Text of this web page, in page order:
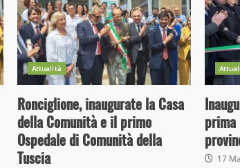
Attualità
Ronciglione, inaugurate la Casa
della Comunità e il primo
Ospedale di Comunità della
Tuscia
prima
17